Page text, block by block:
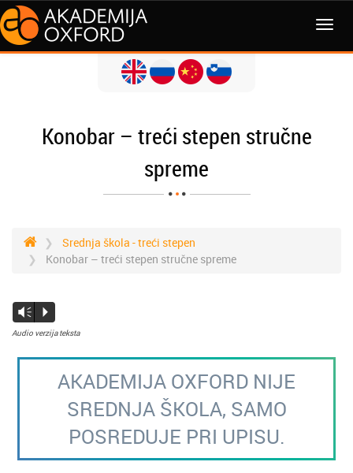
Konobar – treći stepen stručne
spreme
Srednja škola - treći stepen
Konobar – treći stepen stručne spreme
Vm
P
Audio verzija teksta
AKADEMIJA OXFORD NIJE
SREDNJA ŠKOLA, SAMO
POSREDUJE PRI UPISU.